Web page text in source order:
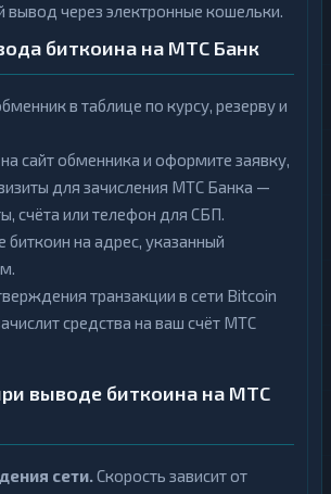
через электронные кошельки.
биткоина на МТС Банк
в таблице по курсу, резерву и
сайт обменника и оформите заявку,
для зачисления МТС Банка —
счёта или телефон для СБП.
биткоин на адрес, указанный
транзакции в сети Bitcoin
средства на ваш счёт МТС
выводе биткоина на МТС
сети.Скорость зависит от